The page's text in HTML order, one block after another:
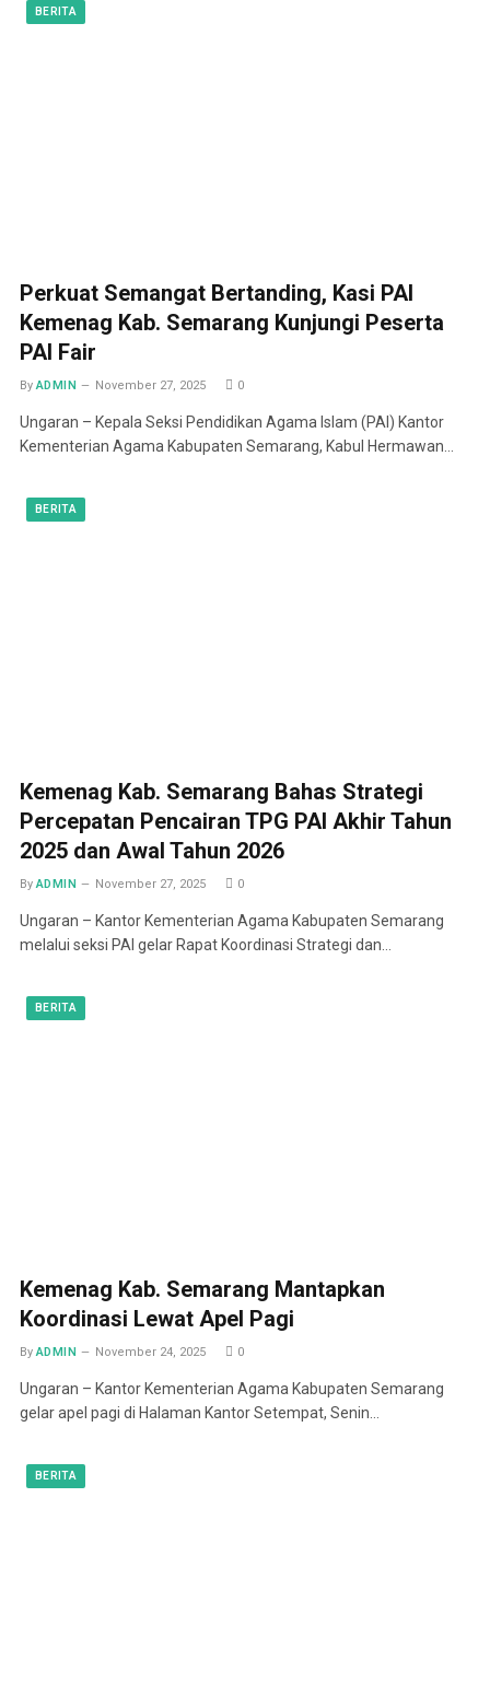
BERITA
Perkuat Semangat Bertanding, Kasi PAI
Kemenag Kab. Semarang Kunjungi Peserta
PAI Fair
By ADMIN November 27, 2025 0
Ungaran – Kepala Seksi Pendidikan Agama Islam (PAI) Kantor
Kementerian Agama Kabupaten Semarang, Kabul Hermawan…
BERITA
Kemenag Kab. Semarang Bahas Strategi
Percepatan Pencairan TPG PAI Akhir Tahun
2025 dan Awal Tahun 2026
By ADMIN November 27, 2025 0
Ungaran – Kantor Kementerian Agama Kabupaten Semarang
melalui seksi PAI gelar Rapat Koordinasi Strategi dan…
BERITA
Kemenag Kab. Semarang Mantapkan
Koordinasi Lewat Apel Pagi
By ADMIN November 24, 2025 0
Ungaran – Kantor Kementerian Agama Kabupaten Semarang
gelar apel pagi di Halaman Kantor Setempat, Senin…
BERITA